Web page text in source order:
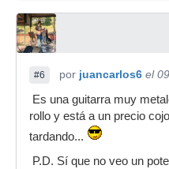
#6 por juancarlos6 el
Es una guitarra muy
rollo y está a un precio
tardando...
P.D. Sí que no veo un